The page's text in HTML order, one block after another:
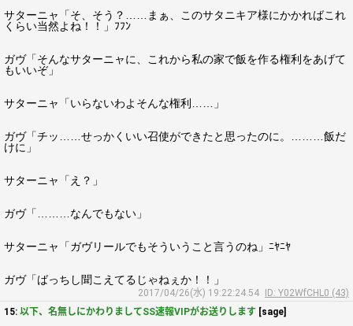
サターニャ「そ、そう？……まぁ、このサタニキア様にかかればこれ
くらい当然よね！！」ﾌﾌﾝ
ガヴ「そんなサターニャに、これから私の家で飯を作る権利をあげて
もいいぞ」
サターニャ「いらないわよそんな権利……」
ガヴ「チッ……せっかくいい召使ができたと思ったのに。………飯だ
けに」
サターニャ「え？」
ガヴ「………なんでもない」
サターニャ「ガヴリールでもそういうこと言うのね」ﾆﾔﾆﾔ
ガヴ「ばっちし聞こえてるじゃねぇか！！」
2017/04/26(水) 19:22:24.54
ID: Y02WfCHL0 (43)
15: 以下、名無しにかわりましてSS速報VIPがお送りします [sage]